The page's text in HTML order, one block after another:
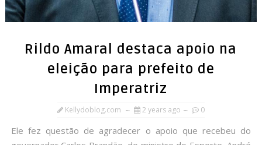
Rildo Amaral destaca apoio na
eleição para prefeito de
Imperatriz
Kellydoblog.com 2 years ago 0
Ele fez questão de agradecer o apoio que recebeu do